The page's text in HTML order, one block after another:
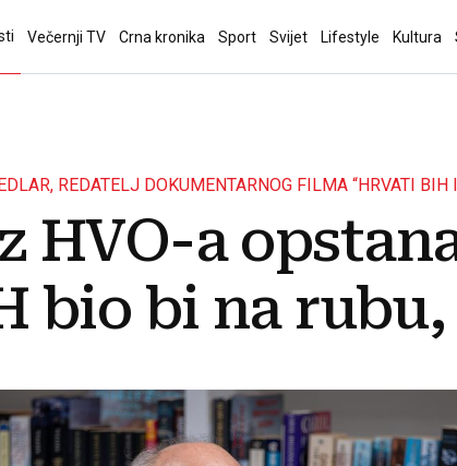
Večernji TV Crna kronika Sport Svijet Lifestyle Kultura
REDATELJ DOKUMENTARNOG FILMA “HRVATI BIH
HVO-a
bio bi na